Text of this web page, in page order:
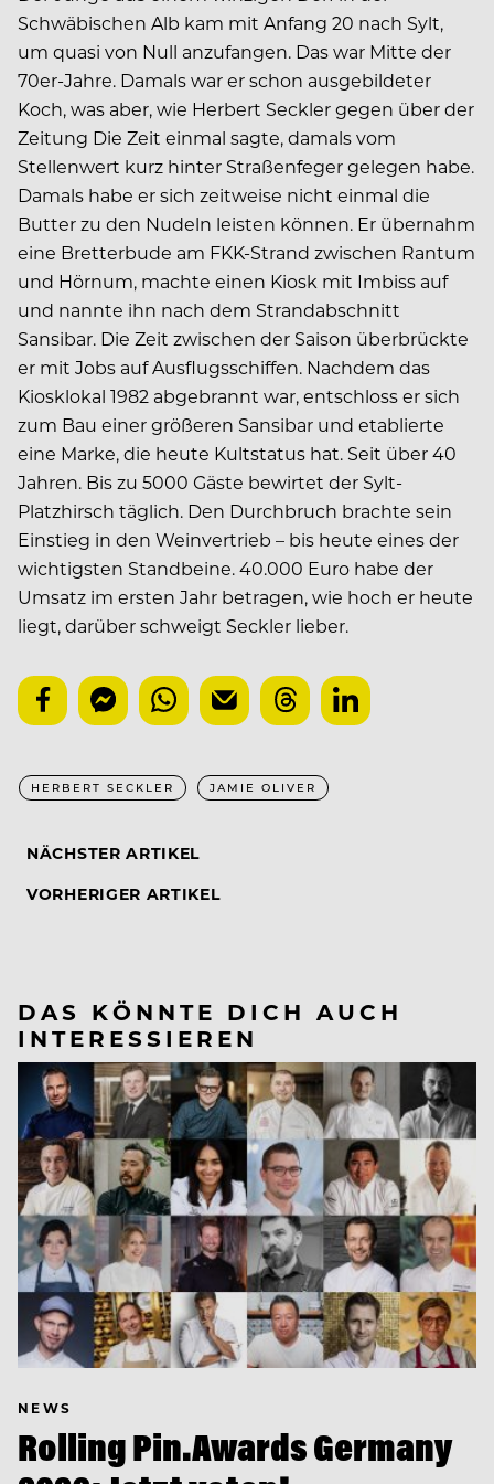
Schwäbischen Alb kam mit Anfang 20 nach Sylt,
um quasi von Null anzufangen. Das war Mitte der
70er-Jahre. Damals war er schon ausgebildeter
Koch, was aber, wie Herbert Seckler gegen über der
Zeitung Die Zeit einmal sagte, damals vom
Stellenwert kurz hinter Straßenfeger gelegen habe.
Damals habe er sich zeitweise nicht einmal die
Butter zu den Nudeln leisten können. Er übernahm
eine Bretterbude am FKK-Strand zwischen Rantum
und Hörnum, machte einen Kiosk mit Imbiss auf
und nannte ihn nach dem Strandabschnitt
Sansibar. Die Zeit zwischen der Saison überbrückte
er mit Jobs auf Ausflugsschiffen. Nachdem das
Kiosklokal 1982 abgebrannt war, entschloss er sich
zum Bau einer größeren Sansibar und etablierte
eine Marke, die heute Kultstatus hat. Seit über 40
Jahren. Bis zu 5000 Gäste bewirtet der Sylt-
Platzhirsch täglich. Den Durchbruch brachte sein
Einstieg in den Weinvertrieb – bis heute eines der
wichtigsten Standbeine. 40.000 Euro habe der
Umsatz im ersten Jahr betragen, wie hoch er heute
liegt, darüber schweigt Seckler lieber.
HERBERT SECKLER JAMIE OLIVER
NÄCHSTER ARTIKEL
VORHERIGER ARTIKEL
DAS KÖNNTE DICH AUCH
INTERESSIEREN
NEWS
Rolling Pin.Awards Germany